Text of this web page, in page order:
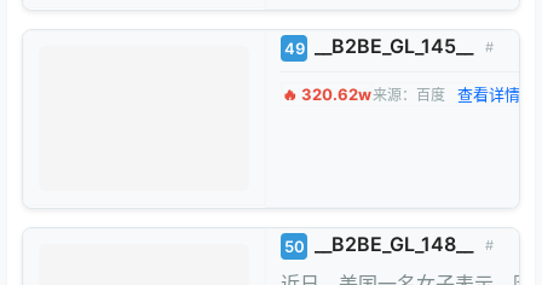
49 __B2BE_GL_145__ #
🔥 320.62w来源：百度 查看详情 →
50 __B2BE_GL_148__ #